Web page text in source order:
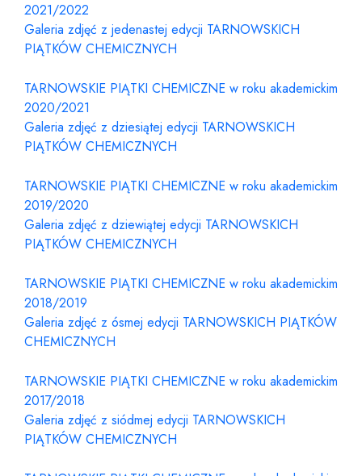
2021/2022
Galeria zdjęć z jedenastej edycji TARNOWSKICH
PIĄTKÓW CHEMICZNYCH
TARNOWSKIE PIĄTKI CHEMICZNE w roku akademickim
2020/2021
Galeria zdjęć z dziesiątej edycji TARNOWSKICH
PIĄTKÓW CHEMICZNYCH
TARNOWSKIE PIĄTKI CHEMICZNE w roku akademickim
2019/2020
Galeria zdjęć z dziewiątej edycji TARNOWSKICH
PIĄTKÓW CHEMICZNYCH
TARNOWSKIE PIĄTKI CHEMICZNE w roku akademickim
2018/2019
Galeria zdjęć z ósmej edycji TARNOWSKICH PIĄTKÓW
CHEMICZNYCH
TARNOWSKIE PIĄTKI CHEMICZNE w roku akademickim
2017/2018
Galeria zdjęć z siódmej edycji TARNOWSKICH
PIĄTKÓW CHEMICZNYCH